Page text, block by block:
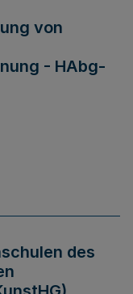
von
- HAbg-
des